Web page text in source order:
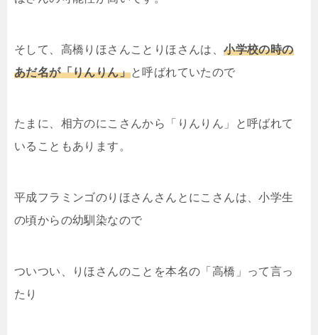
そして、高橋りほさんことりほさんは、小学校の時の
あだ名が「りんりん」と呼ばれていたので
たまに、相方のにこさんから「りんりん」と呼ばれて
いることもあります。
平成フラミンゴのりほさんさんとにこさんは、小学生
の頃からの幼馴染なので
ついつい、りほさんのことを本名の「高橋」って言っ
たり